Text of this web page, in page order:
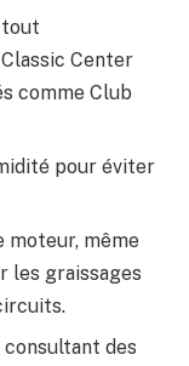
tout
Center
comme Club
pour éviter
même
les graissages
des